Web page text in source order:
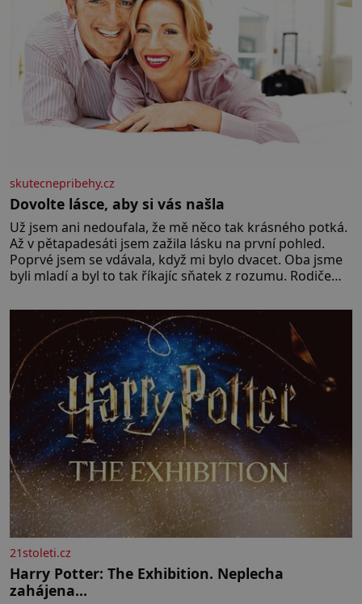
skutecnepribehy.cz
Dovolte lásce, aby si vás našla
Už jsem ani nedoufala, že mě něco tak krásného potká.
Až v pětapadesáti jsem zažila lásku na první pohled.
Poprvé jsem se vdávala, když mi bylo dvacet. Oba jsme
byli mladí a byl to tak říkajíc sňatek z rozumu. Rodiče
muž. Manželství nám oběma moc nesvědčilo, brzy jsme
zjistili, že
21stoleti.cz
Harry Potter: The Exhibition. Neplecha
zahájena…